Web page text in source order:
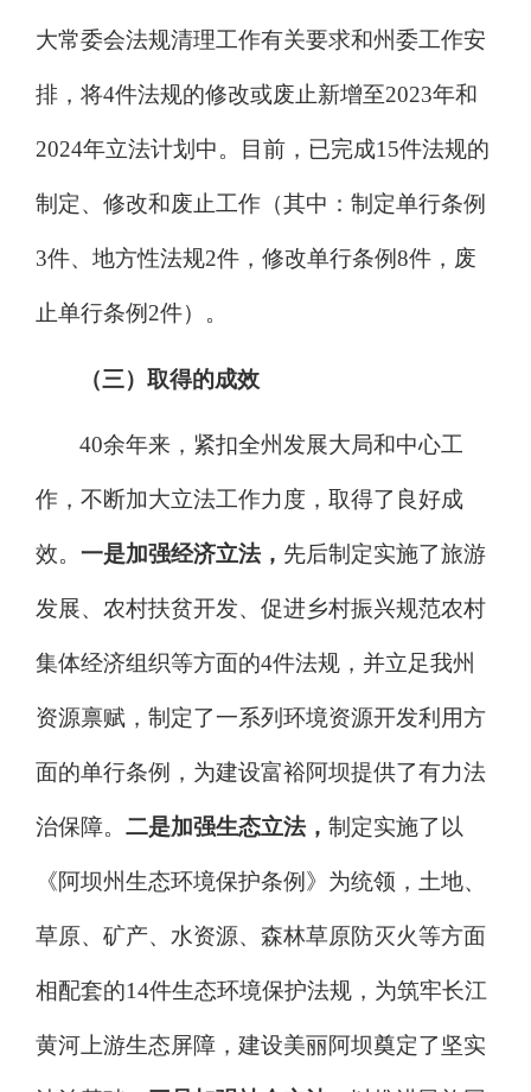
大常委会法规清理工作有关要求和州委工作安
排 ， 将4件法规的修改或废止新增至2023年和
2024年立法计划中。目前， 已完成15件法规的
制定、修改和废止工作（其中：制定单行条例
3件、地方性法规2件，修改单行条例8件，废
止单行条例2件）。
（三）取得的成效
40余年来，紧扣全州发展大局和中心工
作，不断加大立法工作力度，取得了良好成
效。 一是加强经济立法 ， 先后制定实施了旅游
发展、 农村扶贫开发、 促进乡村振兴规范农村
集体经济组织等方面的4件法规， 并立足我州
资源禀赋，制定了一系列 环境资源开发利用方
面的单行条例，为建设富裕阿坝提供了有力法
治保障。 二是加强生态立法 ， 制定实施了以
《阿坝州生态环境保护条例》为统领，土地、
草原、矿产、水资源、森林草原防灭火等方面
相配套的14件生态环境保护法规，为筑牢长江
黄河上游生态屏障，建设美丽阿坝奠定了坚实